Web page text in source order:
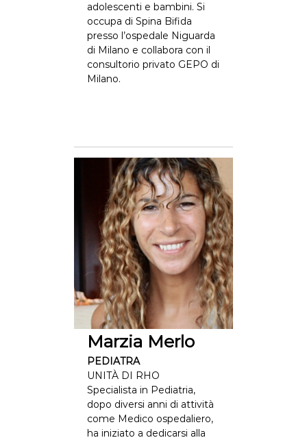
adolescenti e bambini. Si
occupa di Spina Bifida
presso l’ospedale Niguarda
di Milano e collabora con il
consultorio privato GEPO di
Milano.
Marzia Merlo
PEDIATRA
UNITÀ DI RHO
Specialista in Pediatria,
dopo diversi anni di attività
come Medico ospedaliero,
ha iniziato a dedicarsi alla